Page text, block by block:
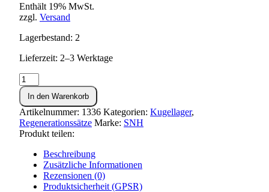
Enthält 19% MwSt.
zzgl. Versand
Lagerbestand: 2
Lieferzeit: 2–3 Werktage
Kugellager-
Set
S51,S53,SR50,KR51/2
(SNH)
Menge
In den Warenkorb
Artikelnummer: 1336 Kategorien: Kugellager,
Regenerationssätze Marke: SNH
Produkt teilen:
Beschreibung
Zusätzliche Informationen
Rezensionen (0)
Produktsicherheit (GPSR)